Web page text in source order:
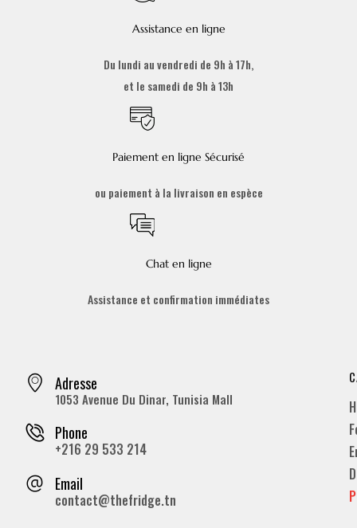
Assistance en ligne
Du lundi au vendredi de 9h à 17h,
et le samedi de 9h à 13h
Paiement en ligne Sécurisé
ou paiement à la livraison en espèce
Chat en ligne
Assistance et confirmation immédiates
Adresse
1053 Avenue Du Dinar, Tunisia Mall
Phone
+216 29 533 214
Email
contact@thefridge.tn